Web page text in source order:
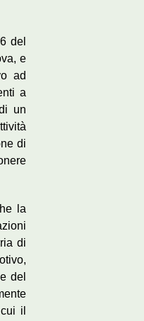
del
e
ad
a
un
di
la
di
del
il